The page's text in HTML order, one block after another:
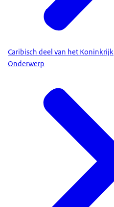
Caribisch deel van het Koninkrijk
Onderwerp